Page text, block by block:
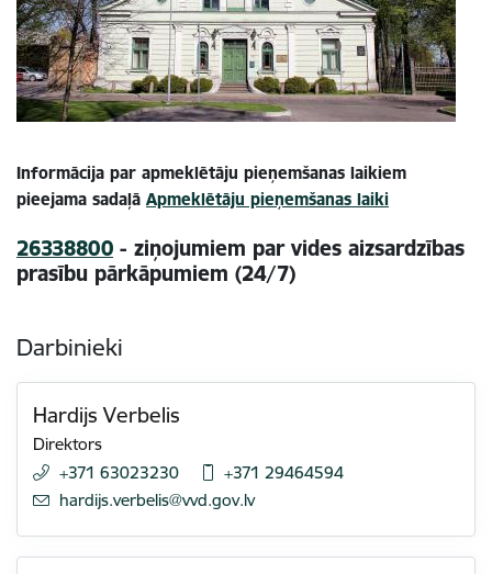
Informācija par apmeklētāju pieņemšanas laikiem
pieejama sadaļā Apmeklētāju pieņemšanas laiki
26338800 - ziņojumiem par vides aizsardzības
prasību pārkāpumiem (24/7)
Darbinieki
Hardijs Verbelis
Direktors
+371 63023230
+371 29464594
E-pasts:
hardijs.verbelis@vvd.gov.lv